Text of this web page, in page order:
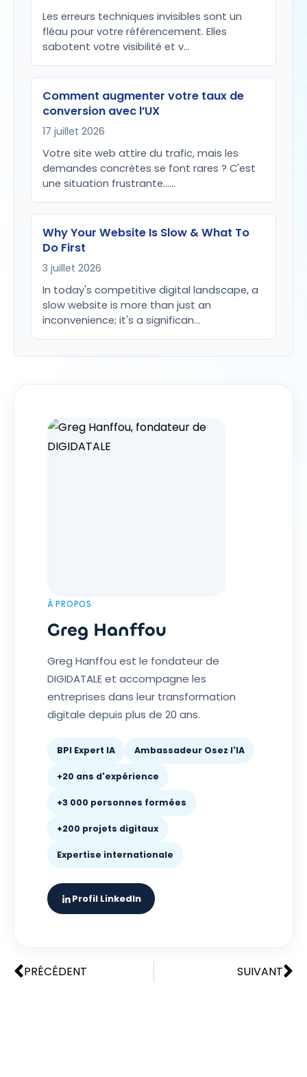
Les erreurs techniques invisibles sont un
fléau pour votre référencement. Elles
sabotent votre visibilité et v…
Comment augmenter votre taux de
conversion avec l’UX
17 juillet 2026
Votre site web attire du trafic, mais les
demandes concrètes se font rares ? C'est
une situation frustrante...…
Why Your Website Is Slow & What To
Do First
3 juillet 2026
In today's competitive digital landscape, a
slow website is more than just an
inconvenience; it's a significan…
À PROPOS
Greg Hanffou
Greg Hanffou est le fondateur de
DIGIDATALE et accompagne les
entreprises dans leur transformation
digitale depuis plus de 20 ans.
BPI Expert IA Ambassadeur Osez l'IA
+20 ans d'expérience
+3 000 personnes formées
+200 projets digitaux
Expertise internationale
Profil LinkedIn
PRÉCÉDENT SUIVANT